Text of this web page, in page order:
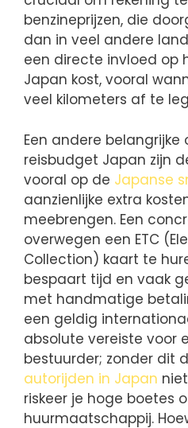
benzineprijzen, die
dan in veel andere
een directe invloed op
Japan kost, vooral
veel kilometers af te
Een andere
reisbudget Japan zijn
vooral op de Japanse
aanzienlijke extra
meebrengen. Een
overwegen een ETC
Collection) kaart te
bespaart tijd en vaak
met handmatige
een geldig
absolute vereiste voor
bestuurder; zonder dit
autorijden in Japan
riskeer je hoge boetes
huurmaatschappij.